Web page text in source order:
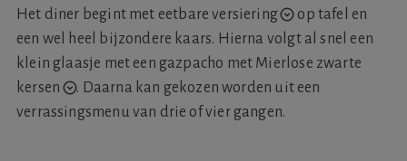
Het diner begint met eetbare versiering
op tafel en
een wel heel bijzondere kaars. Hierna volgt al snel een
klein glaasje met een gazpacho met Mierlose zwarte
kersen
. Daarna kan gekozen worden uit een
verrassingsmenu van drie of vier gangen.